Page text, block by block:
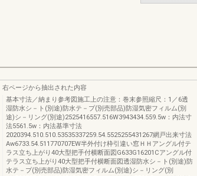
右ページから抽出された内容
基本寸法／納まり参考図施工上の注意：巻末参照縮尺：1／6透
湿防水シ－ト(別途)防水テ－プ(別売部品)防湿気密フィルム(別
途)シ－リング(別途)2525416557.516W3943434.559.5w：内法寸
法5561.5w：内法基準寸法
2020394.510.510.53535337259.54.5525255431267網戸出来寸法
Aw6733.54.511770707EW半外付け枠引違い窓ＨＨアングル付テ
ラス立ち上がり40大型把手付横断面図G633G16201Cアングル付
テラス立ち上がり40大型把手付横断面図透湿防水シ－ト(別途)防
水テ－プ(別売部品)防湿気密フィルム(別途)シ－リング(別